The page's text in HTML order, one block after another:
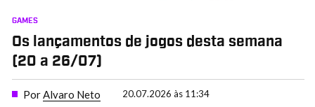
GAMES
Os lançamentos de jogos desta semana
(20 a 26/07)
PorAlvaro Neto 20.07.2026 às 11:34